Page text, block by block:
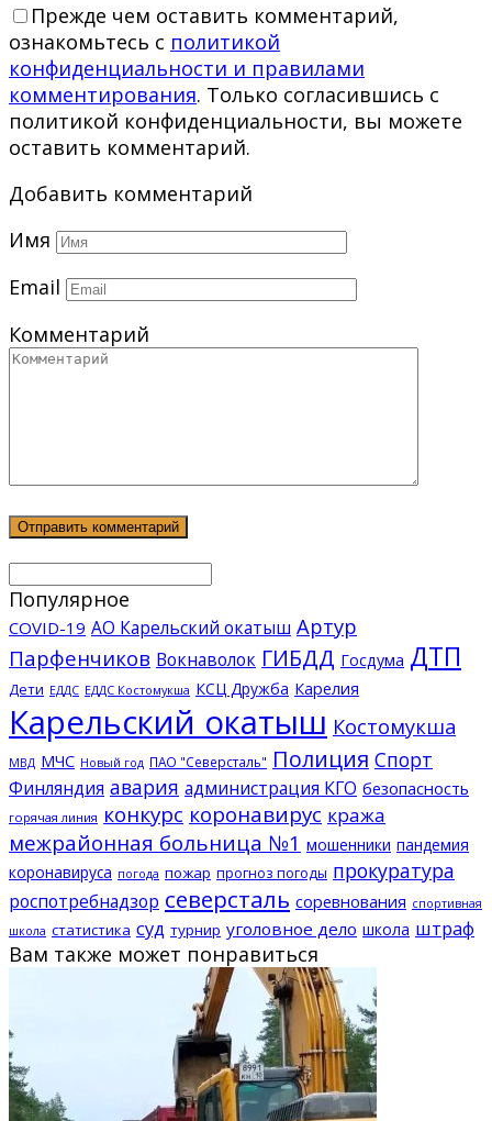
Прежде чем оставить комментарий,
ознакомьтесь с политикой
конфиденциальности и правилами
комментирования. Только согласившись с
политикой конфиденциальности, вы можете
оставить комментарий.
Добавить комментарий
Имя
Email
Комментарий
Популярное
COVID-19 АО Карельский окатыш Артур
Парфенчиков Вокнаволок ГИБДД Госдума ДТП
Дети ЕДДС ЕДДС Костомукша КСЦ Дружба Карелия
Карельский окатыш Костомукша
МВД МЧС Новый год ПАО "Северсталь" Полиция Спорт
Финляндия авария администрация КГО безопасность
горячая линия конкурс коронавирус кража
межрайонная больница №1 мошенники пандемия
коронавируса погода пожар прогноз погоды прокуратура
роспотребнадзор северсталь соревнования спортивная
школа статистика суд турнир уголовное дело школа штраф
Вам также может понравиться